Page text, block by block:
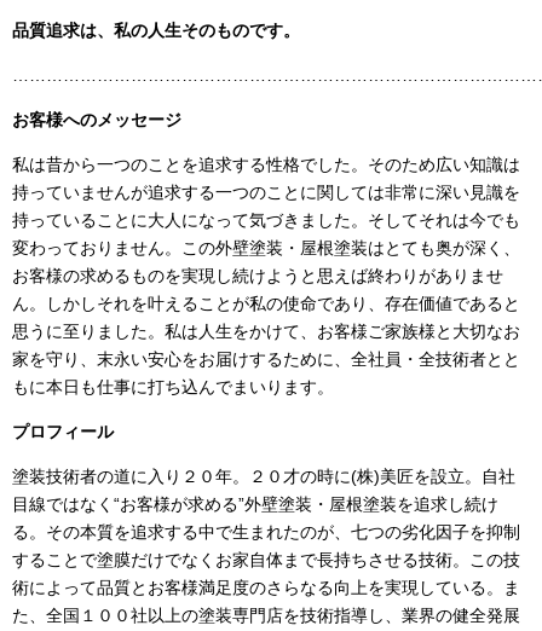
品質追求は、私の人生そのものです。
お客様へのメッセージ
私は昔から一つのことを追求する性格でした。そのため広い知識は
持っていませんが追求する一つのことに関しては非常に深い見識を
持っていることに大人になって気づきました。そしてそれは今でも
変わっておりません。この外壁塗装・屋根塗装はとても奥が深く、
お客様の求めるものを実現し続けようと思えば終わりがありませ
ん。しかしそれを叶えることが私の使命であり、存在価値であると
思うに至りました。私は人生をかけて、お客様ご家族様と大切なお
家を守り、末永い安心をお届けするために、全社員・全技術者とと
もに本日も仕事に打ち込んでまいります。
プロフィール
塗装技術者の道に入り２０年。２０才の時に(株)美匠を設立。自社
目線ではなく“お客様が求める”外壁塗装・屋根塗装を追求し続け
る。その本質を追求する中で生まれたのが、七つの劣化因子を抑制
することで塗膜だけでなくお家自体まで長持ちさせる技術。この技
術によって品質とお客様満足度のさらなる向上を実現している。ま
た、全国１００社以上の塗装専門店を技術指導し、業界の健全発展